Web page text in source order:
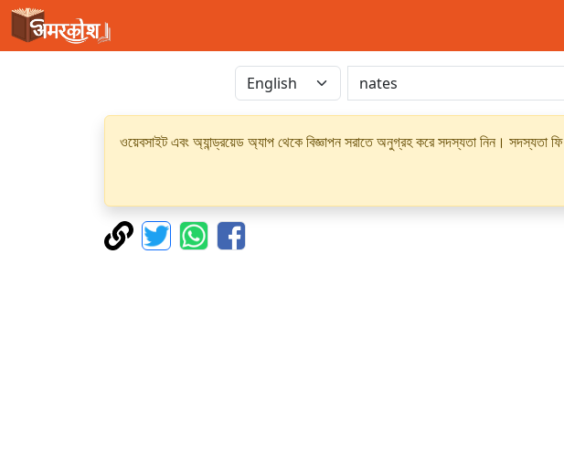
ওয়েবসাইট এবং অ্যান্ড্রয়েড অ্যাপ থেকে বিজ্ঞাপন সরাতে অনুগ্রহ করে সদস্যতা নিন। সদস্যতা